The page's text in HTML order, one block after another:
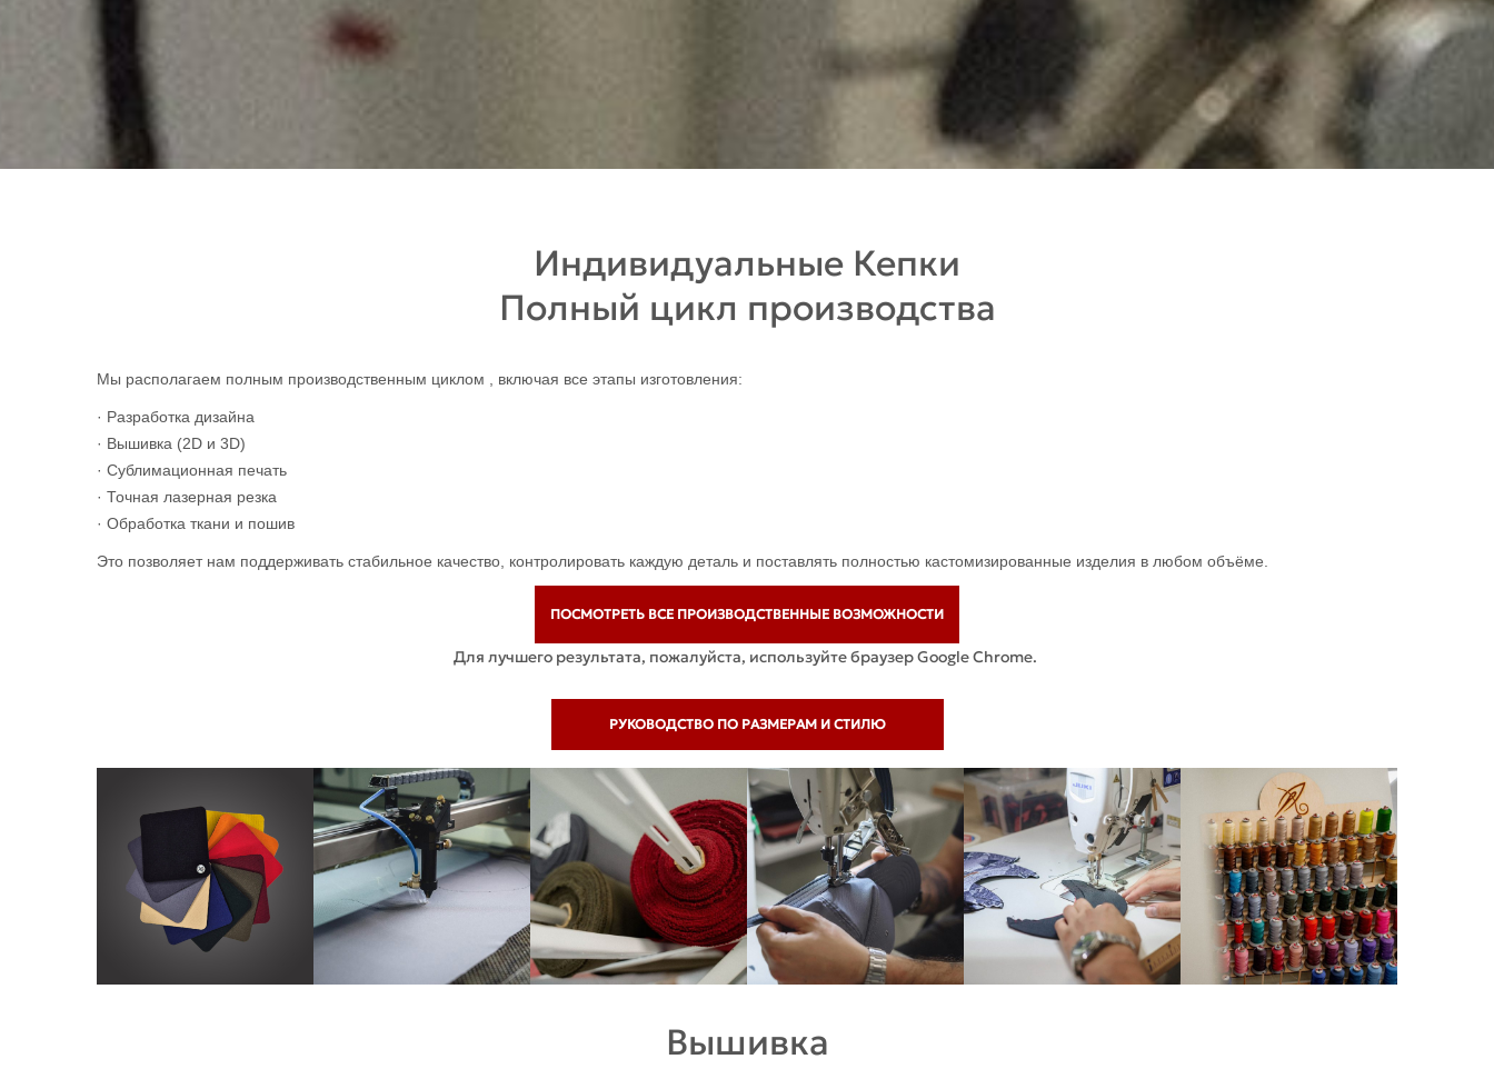
Индивидуальные Кепки
Полный цикл производства
Мы располагаем полным производственным циклом , включая все этапы изготовления:
· Разработка дизайна
· Вышивка (2D и 3D)
· Сублимационная печать
· Точная лазерная резка
· Обработка ткани и пошив
Это позволяет нам поддерживать стабильное качество, контролировать каждую деталь и поставлять полностью кастомизированные изделия в любом объёме.
ПОСМОТРЕТЬ ВСЕ ПРОИЗВОДСТВЕННЫЕ ВОЗМОЖНОСТИ
Для лучшего результата, пожалуйста, используйте браузер Google Chrome.
РУКОВОДСТВО ПО РАЗМЕРАМ И СТИЛЮ
Вышивка